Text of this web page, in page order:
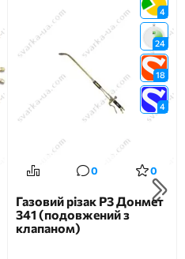
4
24
18
4
0 0
Газовий різак Р3 Донмет
341 (подовжений з
клапаном)